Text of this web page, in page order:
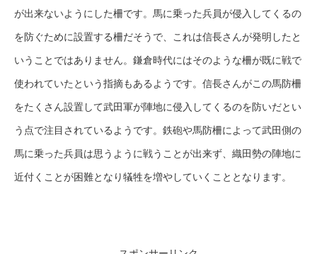
が出来ないようにした柵です。馬に乗った兵員が侵入してくるの
を防ぐために設置する柵だそうで、これは信長さんが発明したと
いうことではありません。鎌倉時代にはそのような柵が既に戦で
使われていたという指摘もあるようです。信長さんがこの馬防柵
をたくさん設置して武田軍が陣地に侵入してくるのを防いだとい
う点で注目されているようです。鉄砲や馬防柵によって武田側の
馬に乗った兵員は思うように戦うことが出来ず、織田勢の陣地に
近付くことが困難となり犠牲を増やしていくこととなります。